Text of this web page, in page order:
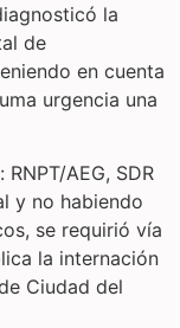
la
de
en cuenta
urgencia una
AEG, SDR
y no habiendo
se requirió vía
la internación
Ciudad del